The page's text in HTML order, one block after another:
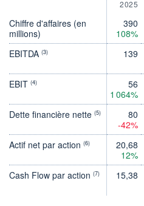
2025
Chiffre d'affaires (en
millions)
390
108%
EBITDA (3) 139
EBIT (4)
56
1 064%
Dette financière nette (5)
80
-42%
Actif net par action (6)
20,68
12%
Cash Flow par action (7) 15,38